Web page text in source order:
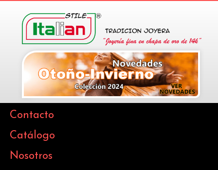
Contacto
Catálogo
Nosotros